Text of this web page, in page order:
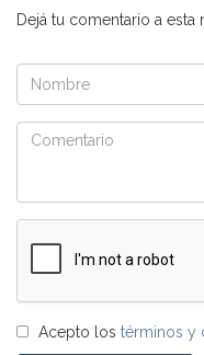
Dejá tu comentario a esta
Acepto los términos y